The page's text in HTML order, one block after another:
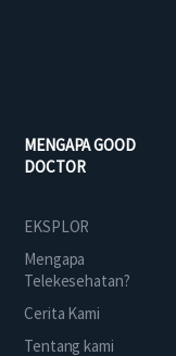
MENGAPA GOOD
DOCTOR
EKSPLOR
Mengapa
Telekesehatan?
Cerita Kami
Tentang kami